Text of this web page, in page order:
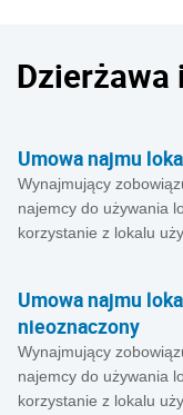
Dzierżawa
Umowa najmu
Wynajmujący
najemcy do używania
korzystanie z lokalu
Umowa najmu
nieoznaczony
Wynajmujący
najemcy do używania
korzystanie z lokalu